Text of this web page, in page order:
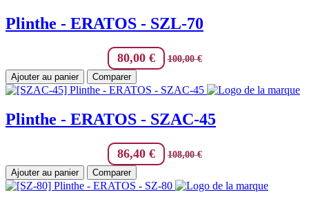
Plinthe - ERATOS - SZL-70
80,00€ 100,00€
Ajouter au panier
Comparer
Plinthe - ERATOS - SZAC-45
86,40€ 108,00€
Ajouter au panier
Comparer